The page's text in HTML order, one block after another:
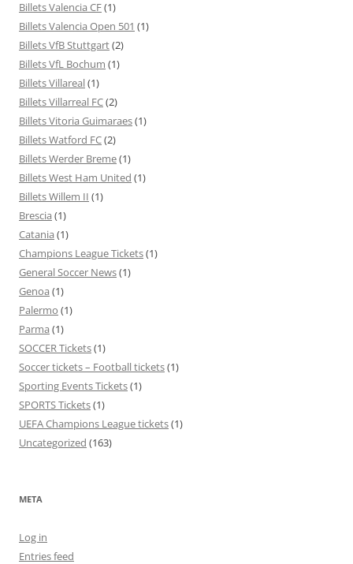
Billets Valencia CF(1)
Billets Valencia Open 501 (1)
Billets VfB Stuttgart(2)
Billets VfL Bochum (1)
Billets Villareal(1)
Billets Villarreal FC(2)
Billets Vitoria Guimaraes(1)
Billets Watford FC(2)
Billets Werder Breme(1)
Billets West Ham United (1)
Billets Willem II (1)
Brescia (1)
Catania (1)
Champions League Tickets(1)
General Soccer News(1)
Genoa (1)
Palermo (1)
Parma (1)
SOCCER Tickets(1)
Soccer tickets – Football tickets(1)
Sporting Events Tickets(1)
SPORTS Tickets(1)
UEFA Champions League tickets(1)
Uncategorized (163)
META
Log in
Entries feed